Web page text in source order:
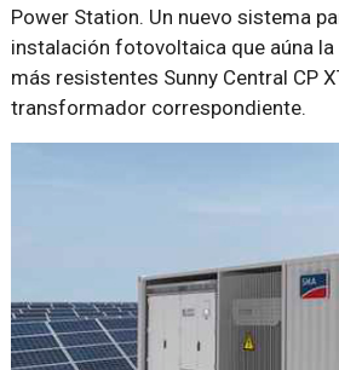
Power Station. Un nuevo sistema
instalación fotovoltaica que aúna
más resistentes Sunny Central CP
transformador correspondiente.